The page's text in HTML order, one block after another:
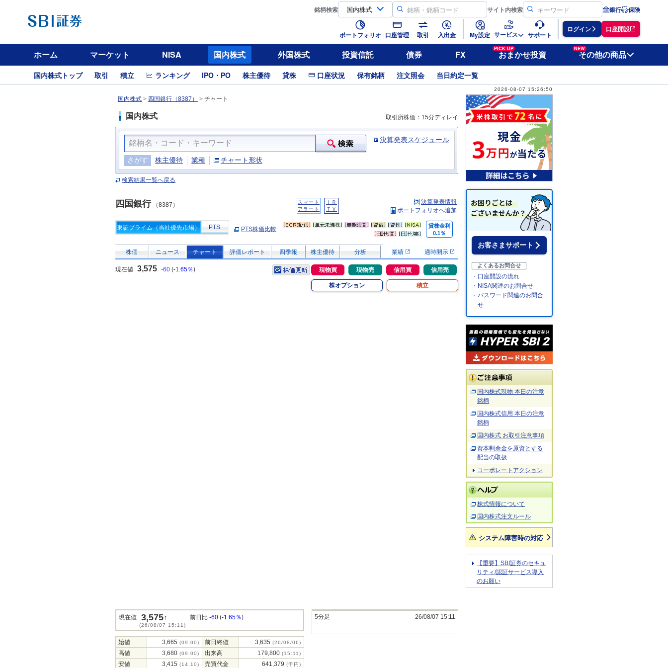
銘柄検索 サイト内検索 銀行 保険
ポートフォリオ 口座管理 取引 入出金 My設定 サービス サポート
ログイン 口座開設
ホーム マーケット NISA 国内株式 外国株式 投資信託 債券 FX
PICK UP
おまかせ投資
NEW
その他の商品
国内株式トップ 取引 積立 ランキング IPO・PO 株主優待 貸株 口座状況 保有銘柄 注文照会 当日約定一覧
2026-08-07 15:26:50
国内株式 > 四国銀行（8387） > チャート
国内株式 取引所株価：15分ディレイ
決算発表スケジュール
さがす 株主優待 業種 チャート形状
検索結果一覧へ戻る
四国銀行（8387）
スマート
アラート
ＩＲ
ＴＶ
決算発表情報
ポートフォリオへ追加
東証プライム（当社優先市場） PTS PTS株価比較
貸株金利
0.1％
株価 ニュース チャート 評価レポート 四季報 株主優待 分析 業績 適時開示
現在値 3,575 -60 (-1.65％) 現物買 現物売 信用買 信用売
株オプション 積立
現在値 3,575↑
(26/08/07 15:11)
前日比 -60 (-1.65％)
始値 3,665 (09:00) 前日終値 3,635 (26/08/06)
高値 3,680 (09:00) 出来高 179,800 (15:11)
安値 3,415 (14:10) 売買代金 641,379 (千円)
5分足 26/08/07 15:11
お客さまサポート
よくあるお問合せ
・口座開設の流れ
・NISA関連のお問合せ
・パスワード関連のお問合
せ
国内株式現物 本日の注意
銘柄
国内株式信用 本日の注意
銘柄
国内株式 お取引注意事項
資本剰余金を原資とする
配当の取扱
コーポレートアクション
株式情報について
国内株式注文ルール
システム障害時の対応
【重要】SBI証券のセキュ
リティ/認証サービス導入
のお願い